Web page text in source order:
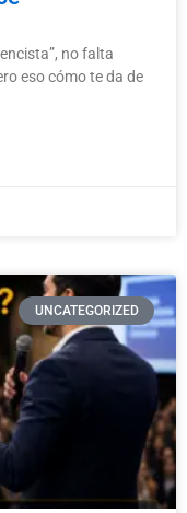
no falta
eso cómo te da de
UNCATEGORIZED